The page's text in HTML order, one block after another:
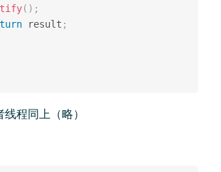
( ) ;
result ;
程同上（略）